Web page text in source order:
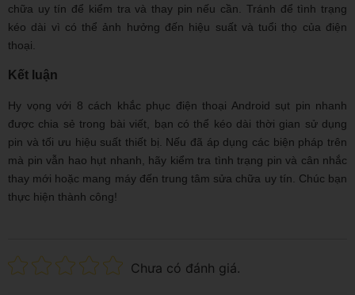
chữa uy tín để kiểm tra và thay pin nếu cần. Tránh để tình trạng
kéo dài vì có thể ảnh hưởng đến hiệu suất và tuổi thọ của điện
thoại.
Kết luận
Hy vọng với 8 cách khắc phục điện thoại Android sụt pin nhanh
được chia sẻ trong bài viết, bạn có thể kéo dài thời gian sử dụng
pin và tối ưu hiệu suất thiết bị. Nếu đã áp dụng các biện pháp trên
mà pin vẫn hao hụt nhanh, hãy kiểm tra tình trạng pin và cân nhắc
thay mới hoặc mang máy đến trung tâm sửa chữa uy tín. Chúc bạn
thực hiện thành công!
Chưa có đánh giá.